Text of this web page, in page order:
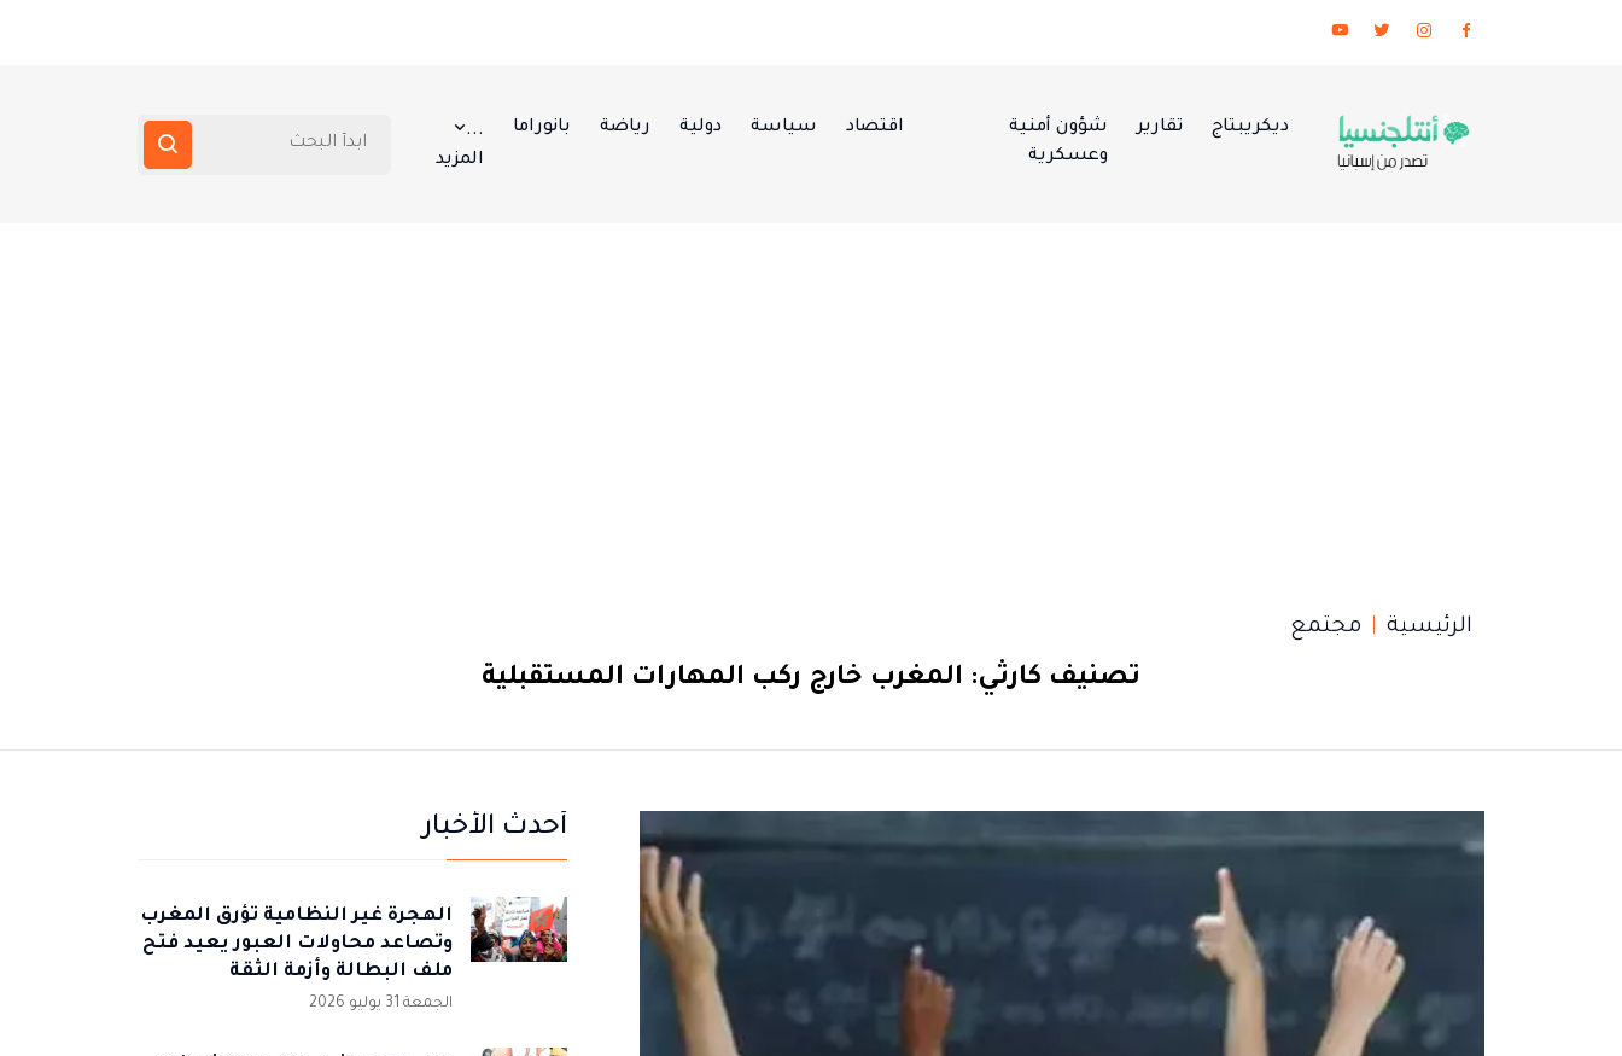
ديكريبتاج تقارير
شؤون أمنية
وعسكرية
اقتصاد سياسة دولية رياضة بانوراما
...
المزيد
الرئيسية مجتمع
تصنيف كارثي: المغرب خارج ركب المهارات المستقبلية
أحدث الأخبار
الهجرة غير النظامية تؤرق المغرب
وتصاعد محاولات العبور يعيد فتح
ملف البطالة وأزمة الثقة
الجمعة 31 يوليو 2026